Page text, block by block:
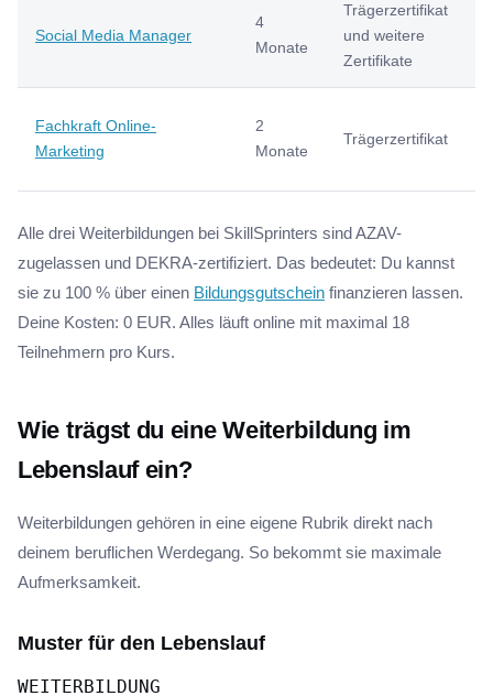
Social Media Manager
4
Monate
Trägerzertifikat
und weitere
Zertifikate
Fachkraft Online-
Marketing
2
Monate
Trägerzertifikat
Alle drei Weiterbildungen bei SkillSprinters sind AZAV-
zugelassen und DEKRA-zertifiziert. Das bedeutet: Du kannst
sie zu 100 % über einen Bildungsgutschein finanzieren lassen.
Deine Kosten: 0 EUR. Alles läuft online mit maximal 18
Teilnehmern pro Kurs.
Wie trägst du eine Weiterbildung im
Lebenslauf ein?
Weiterbildungen gehören in eine eigene Rubrik direkt nach
deinem beruflichen Werdegang. So bekommt sie maximale
Aufmerksamkeit.
Muster für den Lebenslauf
WEITERBILDUNG